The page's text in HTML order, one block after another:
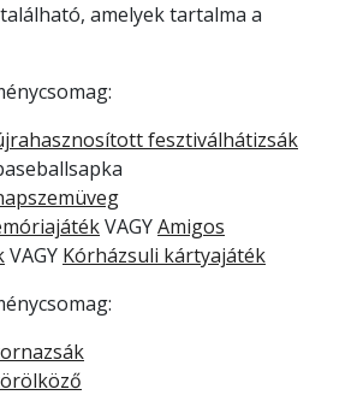
amelyek tartalma a
fesztiválhátizsák
VAGYAmigos
VAGY Kórházsuli kártyajáték